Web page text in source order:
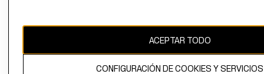
El contenido de esta página web está protegido por copyright y es
propiedad de H&M Hennes & Mauritz AB.ACEPTAR TODO
CONFIGURACIÓN DE COOKIES Y SERVICIOS